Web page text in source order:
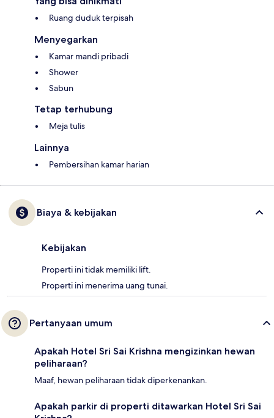
Ruang duduk terpisah
Menyegarkan
Kamar mandi pribadi
Shower
Sabun
Tetap terhubung
Meja tulis
Lainnya
Pembersihan kamar harian
Biaya & kebijakan
Kebijakan
Properti ini tidak memiliki lift.
Properti ini menerima uang tunai.
Pertanyaan umum
Apakah Hotel Sri Sai Krishna mengizinkan hewan
peliharaan?
Maaf, hewan peliharaan tidak diperkenankan.
Apakah parkir di properti ditawarkan Hotel Sri Sai